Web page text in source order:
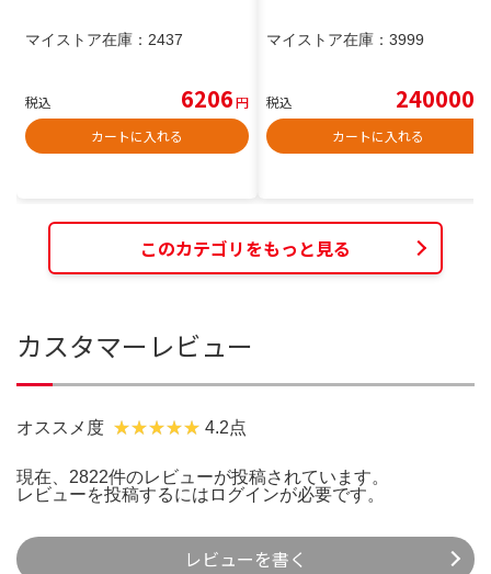
マイストア在庫： 2437
税込 6206円
カートに入れる
マイストア在庫： 3999
税込 240000
カートに入れる
このカテゴリをもっと見る
カスタマーレビュー
オススメ度 4.2点
現在、2822件のレビューが投稿されています。
レビューを投稿するには ログインが必要です。
レビューを書く